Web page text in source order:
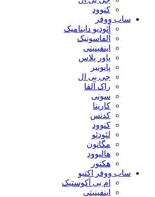
کنوود
ساب ووفر
آئودیو داینامیک
آلفاسونیک
اینفینیتی
پاور پلاس
پایونیر
جی بی ال
راک آلفا
سونی
کارینا
کدنس
کنوود
لئودئو
مگاتون
هالیوود
هکتور
ساب ووفر اکتیو
ام بی آکوستیک
اینفینیتی